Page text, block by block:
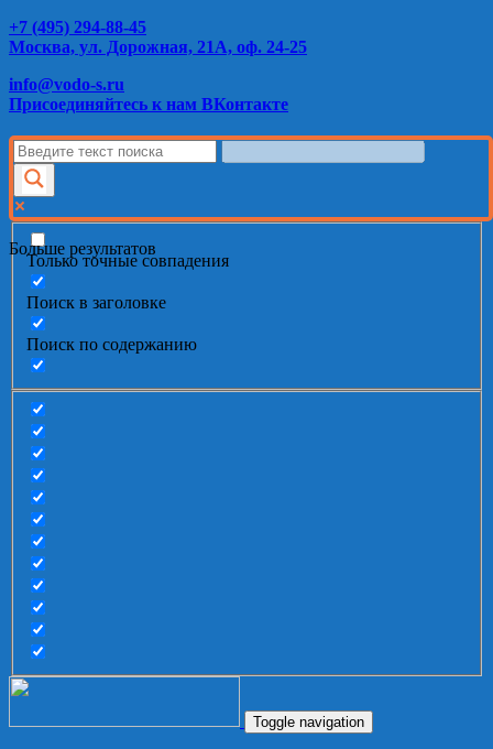
+7 (495) 294-88-45
Москва, ул. Дорожная, 21А, оф. 24-25
info@vodo-s.ru
Присоединяйтесь к нам ВКонтакте
Больше результатов
Только точные совпадения
Поиск в заголовке
Поиск по содержанию
Toggle navigation